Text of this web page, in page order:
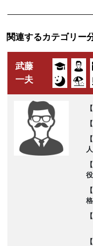
関連するカテゴリー
武藤
一夫
役
格